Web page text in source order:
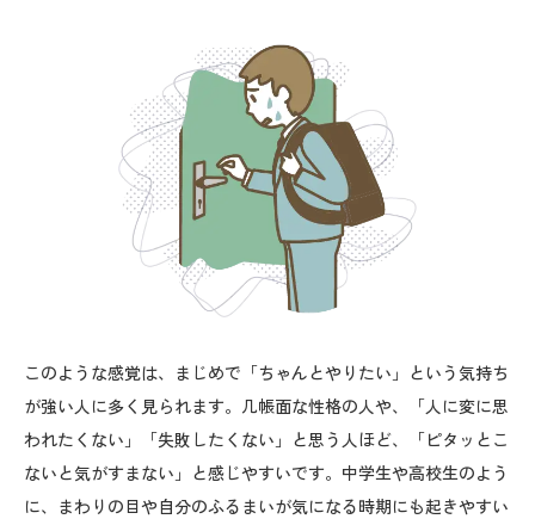
このような感覚は、まじめで「ちゃんとやりたい」という気持ち
が強い人に多く見られます。几帳面な性格の人や、「人に変に思
われたくない」「失敗したくない」と思う人ほど、「ピタッとこ
ないと気がすまない」と感じやすいです。中学生や高校生のよう
に、まわりの目や自分のふるまいが気になる時期にも起きやすい